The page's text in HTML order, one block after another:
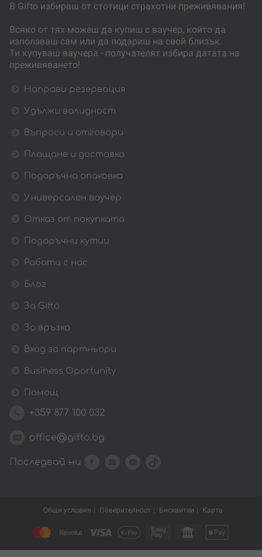
В Gifto избираш от стотици страхотни преживявания!
Всяко от тях можеш да купиш с ваучер, който да
използваш сам или да подариш на свой близък.
Ти купуваш ваучера - получателят избира датата на
преживяването!
Направи резервация
Удължи валидност
Въпроси и отговори
Плащане и доставка
Подаръчна опаковка
Универсален ваучер
Отказ от покупката
Подаръчни кутии
Работи с нас
Блог
За Gifto
За връзка
Вход за партньори
Business Oportunity
Помощ
+359 877 100 032
office@gifto.bg
Последвай ни
Общи условия Поверителност Бисквитки Карта